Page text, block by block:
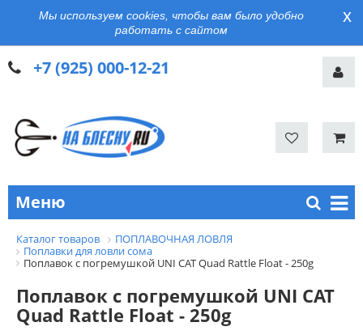
Мы используем cookies, чтобы вам было удобно
работать с сайтом
x
+7 (925) 000-12-21
Меню
Каталог товаров
ПОПЛАВОЧНАЯ ЛОВЛЯ
Поплавки для ловли сома
Поплавок с погремушкой UNI CAT Quad Rattle Float - 250g
Поплавок с погремушкой UNI CAT
Quad Rattle Float - 250g